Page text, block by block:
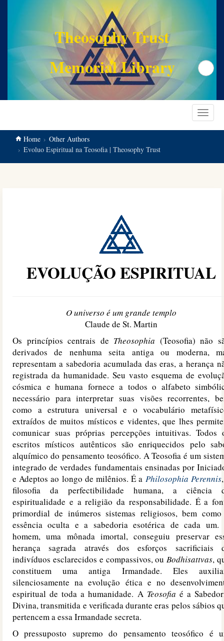
Theosophy Trust
Memorial Library
Search
Toggle
Home
Other Authors
Evoluo Espiritual na Teosofia | Theosophy Trust
EVOLUÇÃO ESPIRITUAL
O universo é um grande templo
Claude de St. Martin
Os princípios centrais de Theosophia (Teosofia) não
derivados de nenhuma seita antiga ou moderna,
representam a sabedoria acumulada das eras, a herança
registrada da humanidade. Seu vasto esquema de
cósmica e humana fornece a todos o alfabeto
necessário para interpretar suas visões recorrentes,
como a estrutura universal e o vocabulário
extraídos de muitos místicos e videntes, que lhes
comunicar suas próprias percepções intuitivas. Todos
escritos místicos autênticos são enriquecidos pelo
alquímico do pensamento teosófico. A Teosofia é um
integrado de verdades fundamentais ensinadas por
e Adeptos ao longo de milênios. É a Philosophia Perennis
filosofia da perfectibilidade humana, a ciência
espiritualidade e a religião da responsabilidade. É a
primordial de inúmeros sistemas religiosos, bem
essência oculta e a sabedoria esotérica de cada um.
homem, uma mônada imortal, conseguiu preservar
herança sagrada através dos esforços sacrificiais
indivíduos esclarecidos e compassivos, ouBodhisattvas,
constituem uma antiga Irmandade. Eles
silenciosamente na evolução ética e no
espiritual de toda a humanidade. A Teosofia é a
Divina, transmitida e verificada durante eras pelos sábios
pertencem a essa Irmandade secreta.
O pressuposto supremo do pensamento teosófico é